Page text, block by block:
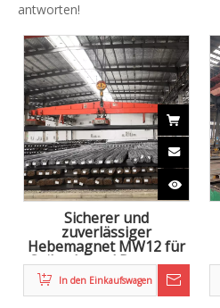
antworten!
Sicherer und
zuverlässiger
Hebemagnet MW12 für
Coilstahl und Brammen
In den Einkaufswagen